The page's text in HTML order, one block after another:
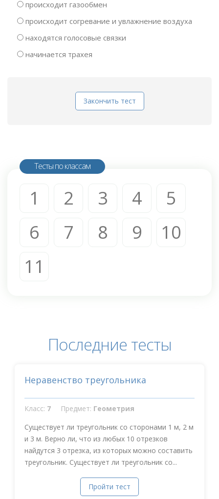
происходит газообмен
происходит согревание и увлажнение воздуха
находятся голосовые связки
начинается трахея
Закончить тест
Тесты по классам
1 2 3 4
5
6
7 8 9
10
11
Последние тесты
Неравенство треугольника
Класс: 7 Предмет: Геометрия
Существует ли треугольник со сторонами 1 м, 2 м
и 3 м. Верно ли, что из любых 10 отрезков
найдутся 3 отрезка, из которых можно составить
треугольник. Существует ли треугольник со...
Пройти тест